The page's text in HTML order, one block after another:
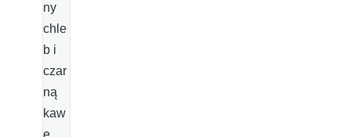
ny
chle
b i
czar
ną
kaw